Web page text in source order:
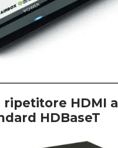
ripetitore HDMI a
HDBaseT